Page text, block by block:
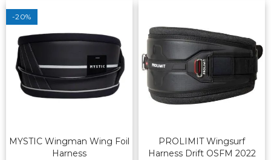
-20%
MYSTIC Wingman Wing Foil
Harness
PROLIMIT Wingsurf
Harness Drift OSFM 2022